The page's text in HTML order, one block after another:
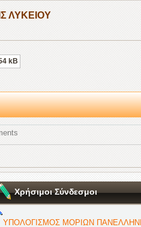
ΛΥΚΕΙΟΥ
kB
Χρήσιμοι Σύνδεσμοι
ΥΠΟΛΟΓΙΣΜΟΣ ΜΟΡΙΩΝ